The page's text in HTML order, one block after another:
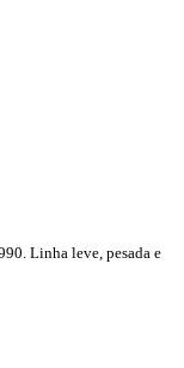
Linha leve, pesada e